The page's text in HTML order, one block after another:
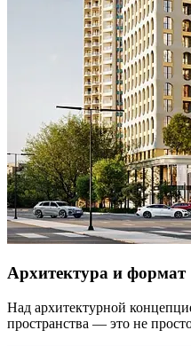
Архитектура и формат
Над архитектурной
пространства — это не